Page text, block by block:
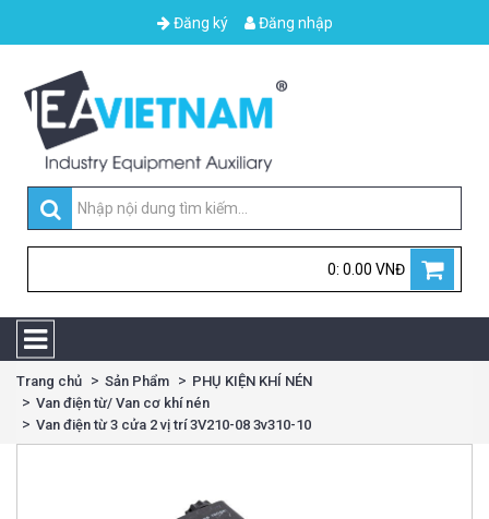
Đăng ký Đăng nhập
0: 0.00 VNĐ
Trang chủ Sản Phẩm
PHỤ KIỆN KHÍ NÉN
Van điện từ/ Van cơ khí nén
Van điện từ 3 cửa 2 vị trí 3V210-08 3v310-10